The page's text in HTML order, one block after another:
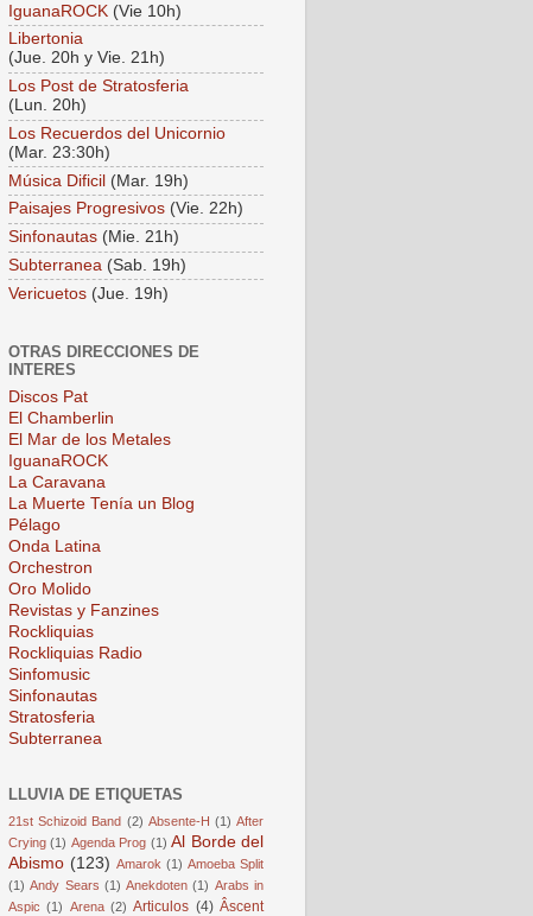
IguanaROCK (Vie 10h)
Libertonia
(Jue. 20h y Vie. 21h)
Los Post de Stratosferia
(Lun. 20h)
Los Recuerdos del Unicornio
(Mar. 23:30h)
Música Dificil (Mar. 19h)
Paisajes Progresivos (Vie. 22h)
Sinfonautas (Mie. 21h)
Subterranea (Sab. 19h)
Vericuetos (Jue. 19h)
OTRAS DIRECCIONES DE
INTERES
Discos Pat
El Chamberlin
El Mar de los Metales
IguanaROCK
La Caravana
La Muerte Tenía un Blog
Pélago
Onda Latina
Orchestron
Oro Molido
Revistas y Fanzines
Rockliquias
Rockliquias Radio
Sinfomusic
Sinfonautas
Stratosferia
Subterranea
LLUVIA DE ETIQUETAS
21st Schizoid Band (2) Absente-H (1) After
Crying (1) Agenda Prog (1) Al Borde del
Abismo (123) Amarok (1) Amoeba Split
(1) Andy Sears (1) Anekdoten (1) Arabs in
Aspic (1) Arena (2) Articulos (4) Âscent